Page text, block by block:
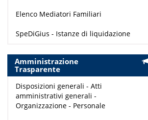
Elenco Mediatori Familiari
SpeDiGius - Istanze di liquidazione
Amministrazione
Trasparente
Disposizioni generali - Atti
amministrativi generali -
Organizzazione - Personale